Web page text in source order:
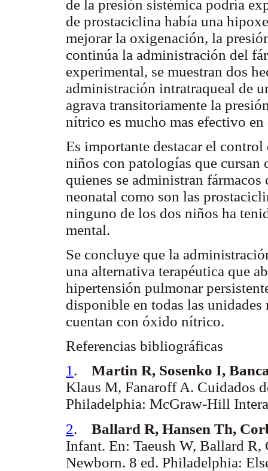
de la presión sistémica podría
de prostaciclina había una
mejorar la oxigenación, la
continúa la administración del
experimental, se muestran dos
administración intratraqueal de
agrava transitoriamente la
nítrico es mucho mas efectivo
Es importante destacar el
niños con patologías que cursan
quienes se administran
neonatal como son las
ninguno de los dos niños ha
mental.
Se concluye que la
una alternativa terapéutica que
hipertensión pulmonar
disponible en todas las unidades
cuentan con óxido nítrico.
Referencias bibliográficas
1. Martin R, Sosenko I,
Klaus M, Fanaroff A. Cuidados
Philadelphia: McGraw-Hill
2. Ballard R, Hansen Th,
Infant. En: Taeush W, Ballard R,
Newborn. 8 ed. Philadelphia: